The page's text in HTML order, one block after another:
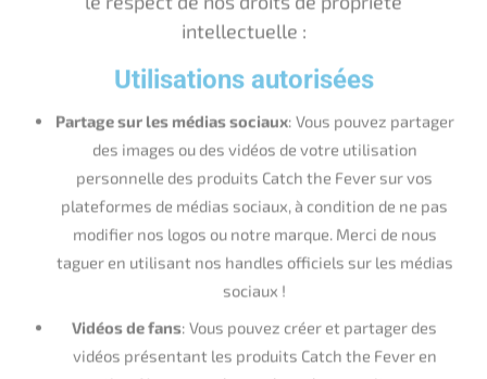
personnelle des produits Catch the Fever sur vos
plateformes de médias sociaux, à condition de ne pas
modifier nos logos ou notre marque. Merci de nous
sociaux !
Vidéos de fans: Vous pouvez créer et partager des
vidéos présentant les produits Catch the Fever en
action. Nous vous demandons de nous citer en
mentionnant notre nom et un lien vers notre site web.
: Vous pouvez commenter nos
sociaux. Assurez-vous d’inclure une déclaration claire
indiquant que vous n’êtes pas affilié ou sponsorisé par